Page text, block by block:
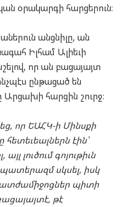
օրակարգի հարցերուն։
անցնիլը, ան
Իլհամ Ալիեւի
որ ան բացայայտ
ընթացած են
Արցախի հարցին շուրջ։
որ ԵԱՀԿ-ի Մինսքի
էին՝
լուծում գոյութիւն
սկսել, իսկ
պիտի
թէ